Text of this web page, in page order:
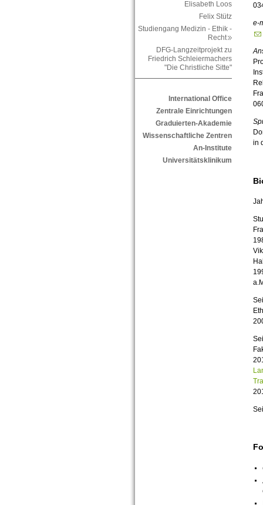
Elisabeth Loos
Felix Stütz
Studiengang Medizin - Ethik -
Recht
DFG-Langzeitprojekt zu
Friedrich Schleiermachers
"Die Christliche Sitte"
International Office
Zentrale Einrichtungen
Graduierten-Akademie
Wissenschaftliche Zentren
An-Institute
Universitätsklinikum
e-
in